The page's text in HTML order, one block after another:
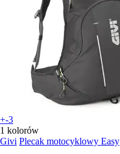
+-3
1 kolorów
Givi Plecak motocyklowy Easy